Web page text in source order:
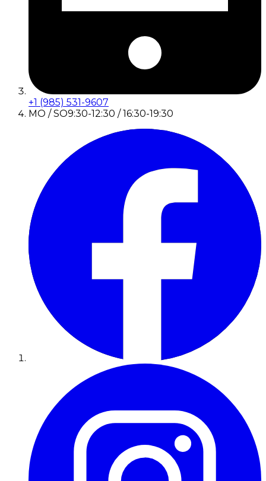
+1 (985) 531-9607
MO / SO9:30-12:30 / 16:30-19:30